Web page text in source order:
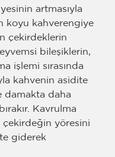
artmasıyla
koyu kahverengiye
çekirdeklerin
bileşiklerin,
işlemi sırasında
kahvenin asidite
damakta daha
Kavrulma
çekirdeğin yöresini
giderek